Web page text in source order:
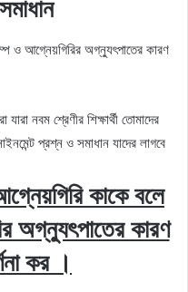
ও আগ্নেয়গিরির অগ্ন্যুৎপাতের কারণ
নবম শ্রেণীর শিক্ষার্থী তোমাদের
প্রশ্ন ও সমাধান যাদের লাগবে
কাকে বলে
অগ্ন্যুৎপাতের কারণ
কর ।